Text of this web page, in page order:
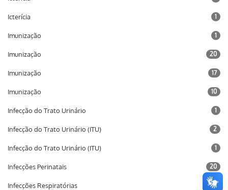
Icterícia 1
Imunização 1
Imunização 20
Imunização 17
Imunização 10
Infecção do Trato Urinário 1
Infecção do Trato Urinário (ITU) 2
Infecção do Trato Urinário (ITU) 1
Infecções Perinatais 20
Infecções Respiratórias 2